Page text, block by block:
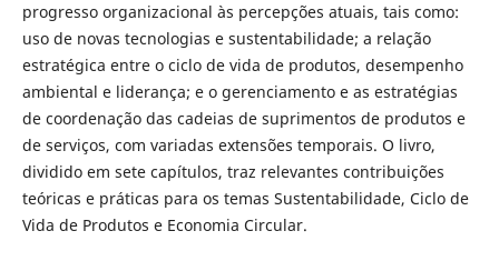
progresso organizacional às percepções atuais, tais como:
uso de novas tecnologias e sustentabilidade; a relação
estratégica entre o ciclo de vida de produtos, desempenho
ambiental e liderança; e o gerenciamento e as estratégias
de coordenação das cadeias de suprimentos de produtos e
de serviços, com variadas extensões temporais. O livro,
dividido em sete capítulos, traz relevantes contribuições
teóricas e práticas para os temas Sustentabilidade, Ciclo de
Vida de Produtos e Economia Circular.